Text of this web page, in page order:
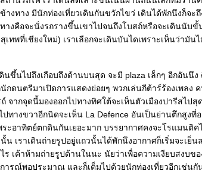
างทาง มีนักท่องเที่ยวเดินกันขวักไขว่ เดินได้พักนึงก็จะ
างคือจะนั่งรถรางขึ้นเขาไปจนถึงโบสถ์หรือจะเดินนับ
เทพที่เชียงใหม่) เราเลือกจะเดินบันไดเพราะเห็นว่ามั
นขึ้นไปถึงเกือบถึงด้านบนสุด จะมี plaza เล็กๆ อีกอันนึ
กดนตรีมาเปิดการแสดงย่อยๆ พวกเล่นกีต้าร์ร้องเพล
จากจุดนี้มองออกไปทางทิศใต้จะเห็นตัวเมืองปารีสไปสุ
ปทางขวาอีกนิดจะเห็น La Defence อันเป็นย่านตึกสูง
ะอาทิตย์ตกดินกันเยอะมาก บรรยากาศคงจะโรแมนติ
เราเดินถ่ายรูปอยู่แถวนั้นได้พักนึงอากาศก็เริ่มจะเย็
ร เค้าห้ามถ่ายรูปด้านในนะ นัยว่าเพื่อความเงียบสงบ
ารณ์พอประมาณ และก็เต็มไปด้วยนักท่องเที่ยวอีกเช่นกั